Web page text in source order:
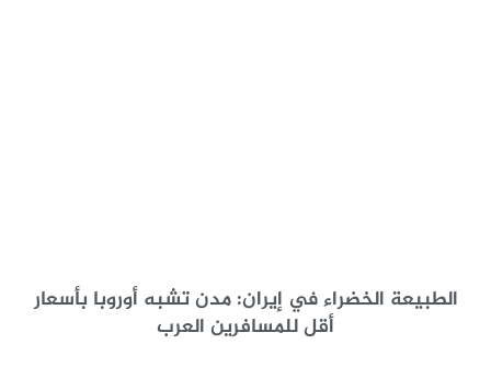
الطبيعة الخضراء في إيران: مدن تشبه أوروبا بأسعار
أقل للمسافرين العرب